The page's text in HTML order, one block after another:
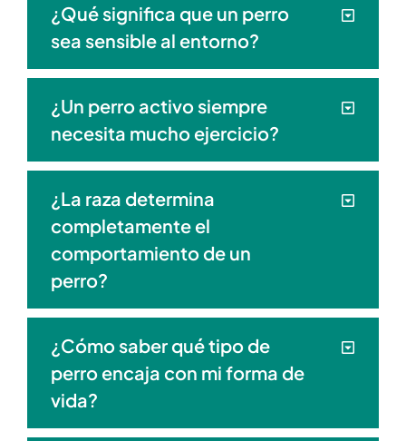
¿Qué significa que un perro
sea sensible al entorno?
¿Un perro activo siempre
necesita mucho ejercicio?
¿La raza determina
completamente el
comportamiento de un
perro?
¿Cómo saber qué tipo de
perro encaja con mi forma de
vida?